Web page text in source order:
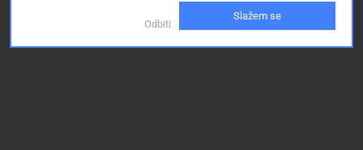
Odbiti
Slažem se